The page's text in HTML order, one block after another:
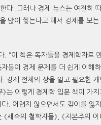
다. 그러나 경제 뉴스는 여전히
많이 쌓는다고 해서 경제를 보
“이 책은 독자들을 경제학자로
들이 경제 문제를 더 쉽게 이해
경제 전체의 상을 알고 필요한
는 이렇게 경제학 입문 책이 가지
. 어렵지 않으면서도 깊이를 잃
세속의 철학자들》, 《자본주의